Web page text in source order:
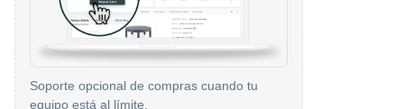
Soporte opcional de compras cuando tu
equipo está al límite.